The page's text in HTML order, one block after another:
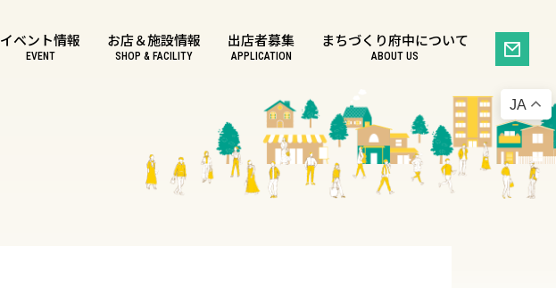
イベント情報
EVENT
お店＆施設情報
SHOP & FACILITY
出店者募集
APPLICATION
まちづくり府中について
ABOUT US
JA